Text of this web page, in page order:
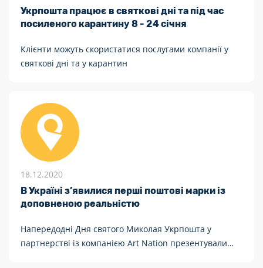
Укрпошта працює в святкові дні та під час
посиленого карантину 8 - 24 січня
Клієнти можуть скористатися послугами компанії у
святкові дні та у карантин
18.12.2020
В Україні з’явилися перші поштові марки із
доповненою реальністю
Напередодні Дня святого Миколая Укрпошта у
партнерстві із компанією Art Nation презентували